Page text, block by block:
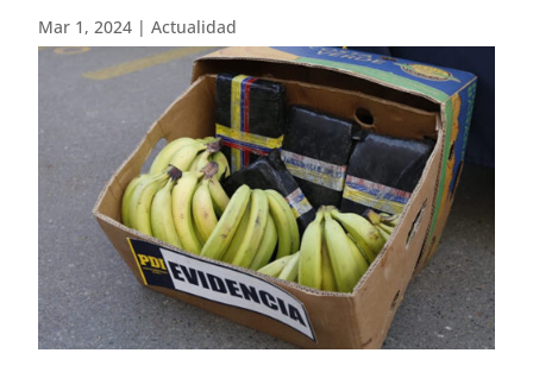
Mar 1, 2024 |Actualidad